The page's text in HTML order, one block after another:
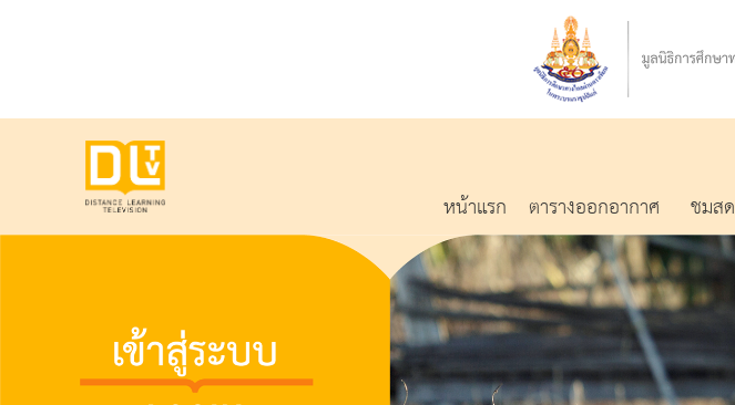
หน้าแรก ตารางออกอากาศ ชมสด